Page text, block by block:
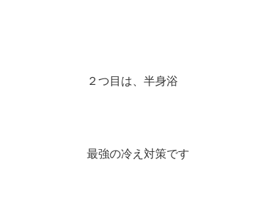
２つ目は、半身浴
最強の冷え対策です